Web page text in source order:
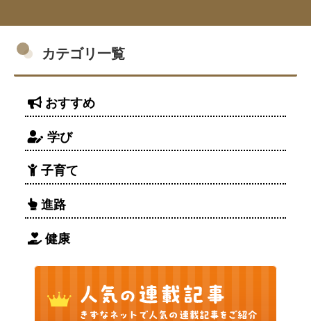
カテゴリ一覧
おすすめ
学び
子育て
進路
健康